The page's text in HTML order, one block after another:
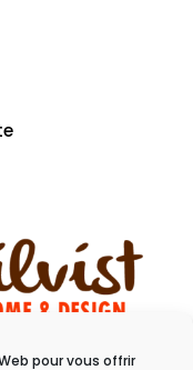
pour vous offrir